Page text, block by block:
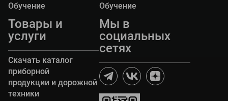
Обучение
Обучение
Товары и
услуги
Скачать каталог
приборной
продукции и дорожной
техники
Мы в
социальных
сетях